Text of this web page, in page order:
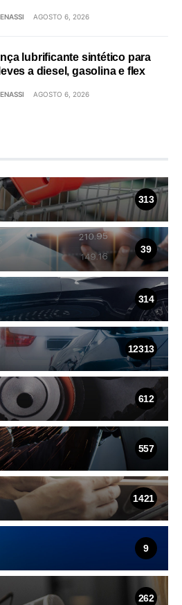
AGOSTO 6, 2026
lubrificante sintético para
a diesel, gasolina e flex
AGOSTO 6, 2026
313
39
314
12313
612
557
1421
9
262